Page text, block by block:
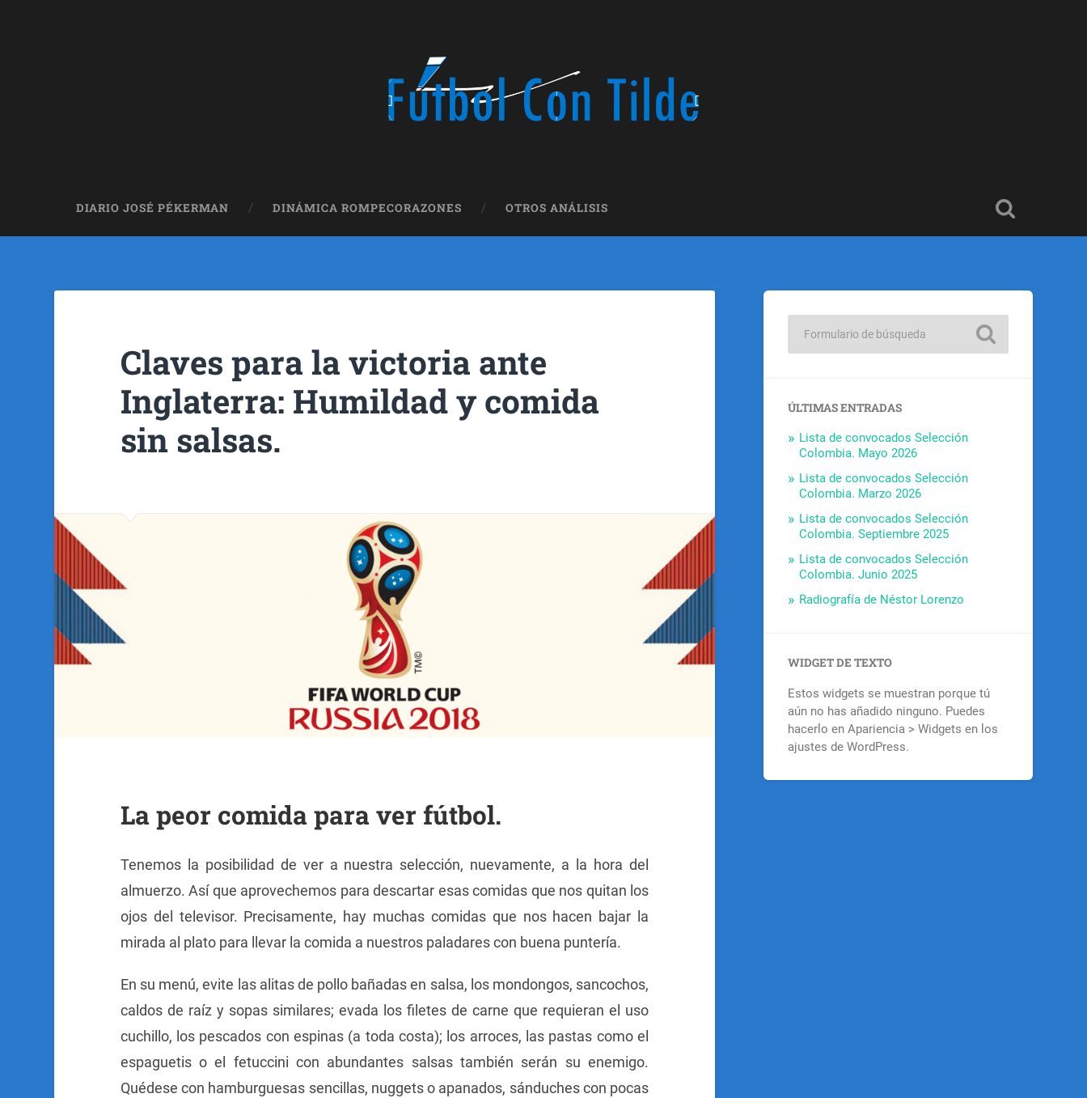
DIARIO JOSÉ PÉKERMAN DINÁMICA ROMPECORAZONES OTROS ANÁLISIS
Claves para la victoria ante
Inglaterra: Humildad y comida
sin salsas.
La peor comida para ver fútbol.
Tenemos la posibilidad de ver a nuestra selección, nuevamente, a la hora del
almuerzo. Así que aprovechemos para descartar esas comidas que nos quitan los
ojos del televisor. Precisamente, hay muchas comidas que nos hacen bajar la
mirada al plato para llevar la comida a nuestros paladares con buena puntería.
En su menú, evite las alitas de pollo bañadas en salsa, los mondongos, sancochos,
caldos de raíz y sopas similares; evada los filetes de carne que requieran el uso
cuchillo, los pescados con espinas (a toda costa); los arroces, las pastas como el
espaguetis o el fetuccini con abundantes salsas también serán su enemigo.
Quédese con hamburguesas sencillas, nuggets o apanados, sánduches con pocas
ÚLTIMAS ENTRADAS
Lista de convocados Selección
Colombia. Mayo 2026
Lista de convocados Selección
Colombia. Marzo 2026
Lista de convocados Selección
Colombia. Septiembre 2025
Lista de convocados Selección
Colombia. Junio 2025
Radiografía de Néstor Lorenzo
WIDGET DE TEXTO
Estos widgets se muestran porque tú
aún no has añadido ninguno. Puedes
hacerlo en Apariencia > Widgets en los
ajustes de WordPress.